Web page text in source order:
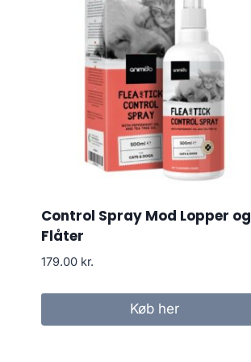
Control Spray Mod Lopper og
Flåter
179.00 kr.
Køb her